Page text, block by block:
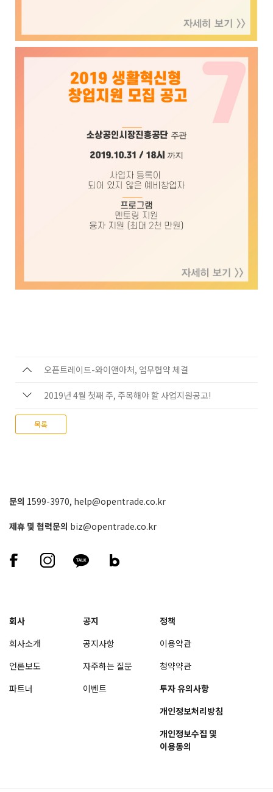
오픈트레이드-와이앤아처, 업무협약 체결
2019년 4월 첫째 주, 주목해야 할 사업지원공고!
목록
문의 1599-3970, help@opentrade.co.kr
제휴 및 협력문의 biz@opentrade.co.kr
회사
회사소개
언론보도
파트너
공지
공지사항
자주하는 질문
이벤트
정책
이용약관
청약약관
투자 유의사항
개인정보처리방침
개인정보수집 및
이용동의